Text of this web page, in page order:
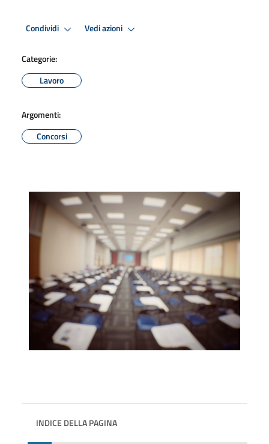
Condividi Vedi azioni
Categorie:
Lavoro
Argomenti:
Concorsi
INDICE DELLA PAGINA